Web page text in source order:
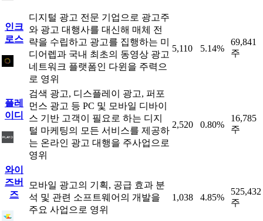
인크
로스
디지털 광고 전문 기업으로 광고주
와 광고 대행사를 대신해 매체 전
략을 수립하고 광고를 집행하는 미
디어렙과 국내 최초의 동영상 광고
네트워크 플랫폼인 다윈을 주력으
로 영위
5,110 5.14%
69,841
주
플레
이디
검색 광고, 디스플레이 광고, 퍼포
먼스 광고 등 PC 및 모바일 디바이
스 기반 고객이 필요로 하는 디지
털 마케팅의 모든 서비스를 제공하
는 온라인 광고 대행을 주사업으로
영위
2,520 0.80%
16,785
주
와이
즈버
즈
모바일 광고의 기획, 공급 효과 분
석 및 관련 소프트웨어의 개발을
주요 사업으로 영위
1,038 4.85%
525,432
주